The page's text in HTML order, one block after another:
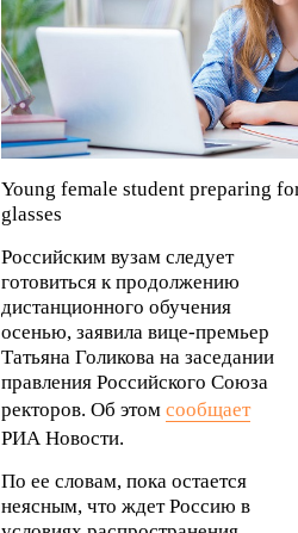
Young female student preparing
glasses
Российским вузам следует
готовиться к продолжению
дистанционного обучения
осенью, заявила вице-премьер
Татьяна Голикова на заседании
правления Российского Союза
ректоров. Об этомсообщает
РИА Новости.
По ее словам, пока остается
неясным, что ждет Россию в